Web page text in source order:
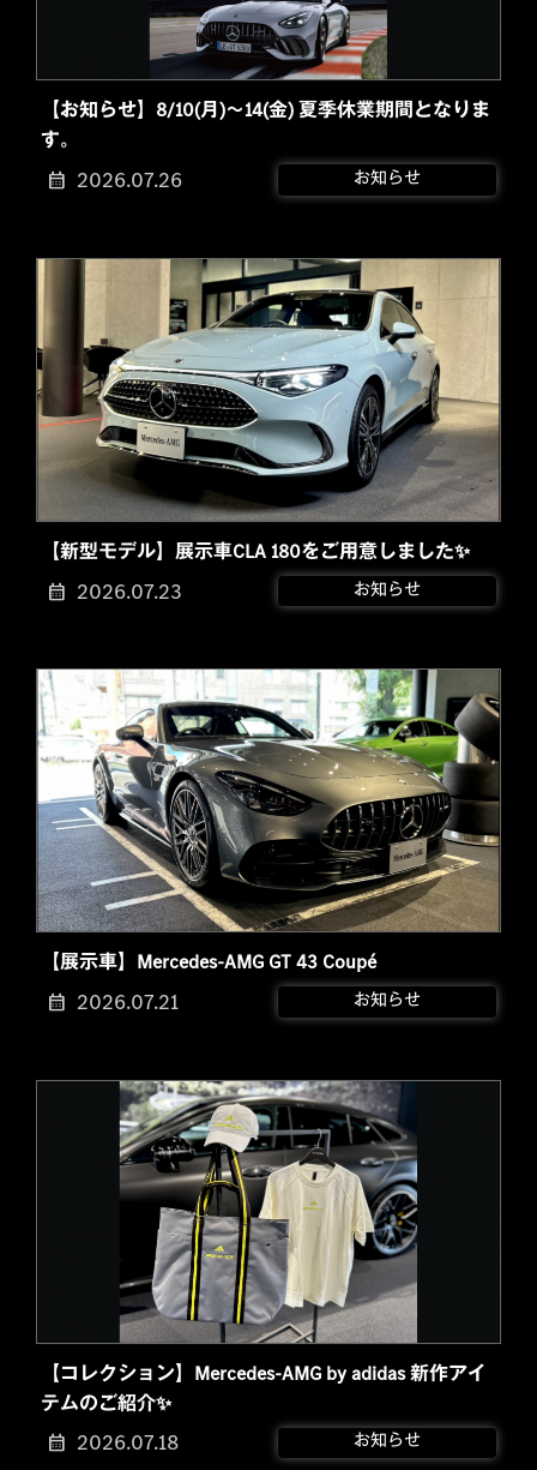
【お知らせ】8/10(月)～14(金) 夏季休業期間となりま
す。
2026.07.26 お知らせ
【新型モデル】展示車CLA 180をご用意しました✨
2026.07.23 お知らせ
【展示車】Mercedes-AMG GT 43 Coupé
2026.07.21 お知らせ
【コレクション】Mercedes-AMG by adidas 新作アイ
テムのご紹介✨
2026.07.18 お知らせ